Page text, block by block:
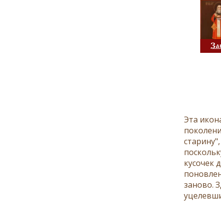
Эта
кусочек
заново.